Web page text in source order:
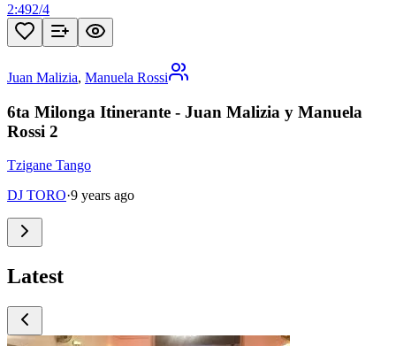
2:492/4
Juan Malizia, Manuela Rossi
6ta Milonga Itinerante - Juan Malizia y Manuela
Rossi 2
Tzigane Tango
DJ TORO·9 years ago
Latest